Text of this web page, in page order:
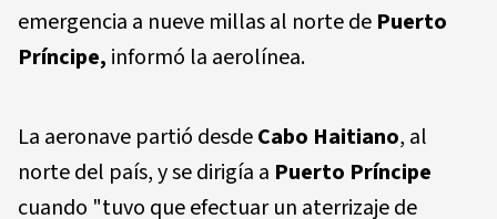
emergencia a nueve millas al norte de Puerto
Príncipe, informó la aerolínea.
La aeronave partió desdeCabo Haitiano, al
norte del país, y se dirigía a Puerto Príncipe
cuando "tuvo que efectuar un aterrizaje de